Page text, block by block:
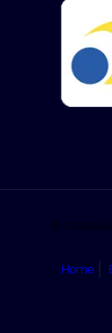
© 2026
Home